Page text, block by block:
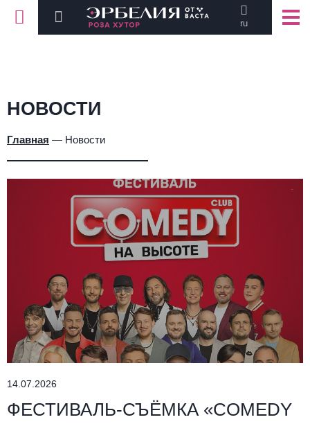
ru
НОВОСТИ
Главная — Новости
14.07.2026
ФЕСТИВАЛЬ-СЪЁМКА «COMEDY